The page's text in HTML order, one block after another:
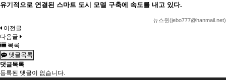
유기적으로 연결된 스마트 도시 모델 구축에 속도를 내고 있다.
뉴스윈(jebo777@hanmail.net)
이전글
다음글
목록
댓글목록
댓글목록
등록된 댓글이 없습니다.